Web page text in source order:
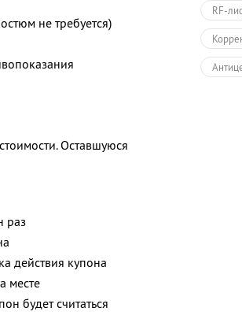
не требуется)
Оставшуюся
раз
действия купона
месте
будет считаться
RF-